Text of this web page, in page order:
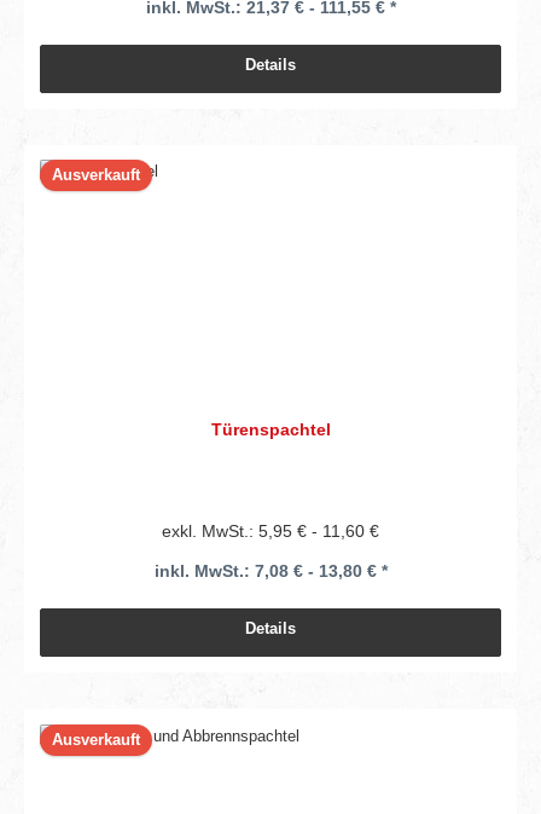
inkl. MwSt.: 21,37 € - 111,55 € *
Details
Ausverkauft
Türenspachtel
exkl. MwSt.: 5,95 € - 11,60 €
inkl. MwSt.: 7,08 € - 13,80 € *
Details
Ausverkauft